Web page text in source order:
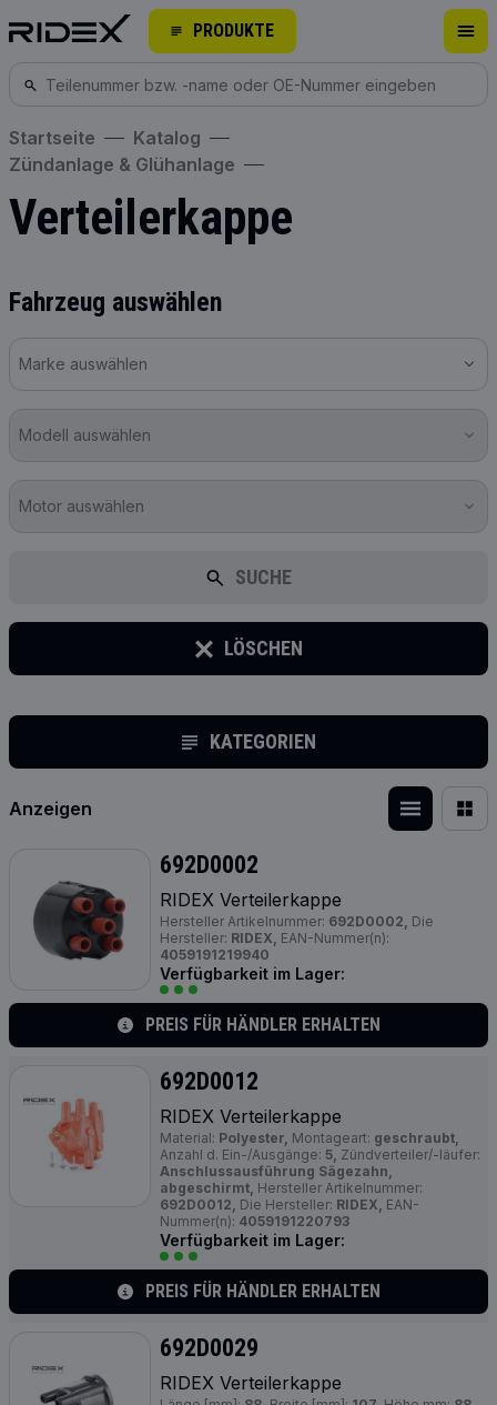
PRODUKTE
Startseite
Katalog
Zündanlage & Glühanlage
Verteilerkappe
Fahrzeug auswählen
Marke auswählen
Modell auswählen
Motor auswählen
SUCHE
LÖSCHEN
KATEGORIEN
Anzeigen
692D0002
RIDEX Verteilerkappe
Hersteller Artikelnummer: 692D0002, Die
Hersteller: RIDEX, EAN-Nummer(n):
4059191219940
Verfügbarkeit im Lager:
PREIS FÜR HÄNDLER ERHALTEN
692D0012
RIDEX Verteilerkappe
Material: Polyester, Montageart: geschraubt,
Anzahl d. Ein-/Ausgänge: 5, Zündverteiler/-läufer:
Anschlussausführung Sägezahn,
abgeschirmt, Hersteller Artikelnummer:
692D0012, Die Hersteller: RIDEX, EAN-
Nummer(n): 4059191220793
Verfügbarkeit im Lager:
PREIS FÜR HÄNDLER ERHALTEN
692D0029
RIDEX Verteilerkappe